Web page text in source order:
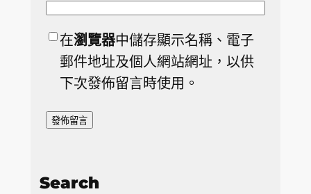
在瀏覽器中儲存顯示名稱、電子
郵件地址及個人網站網址，以供
下次發佈留言時使用。
Search